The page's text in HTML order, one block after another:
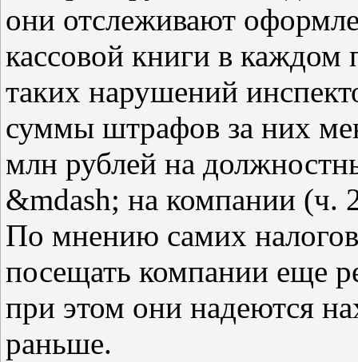
они отслеживают
кассовой книги в каждом
таких нарушений
суммы штрафов за них
млн рублей на
&mdash; на компании
По мнению самих
посещать компании еще
при этом они надеются
раньше.